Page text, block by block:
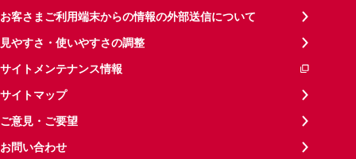
お客さまご利用端末からの情報の外部送信について
見やすさ・使いやすさの調整
サイトメンテナンス情報
サイトマップ
ご意見・ご要望
お問い合わせ